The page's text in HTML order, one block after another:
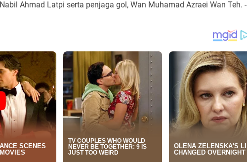
Ahmad Latpi serta penjaga gol, Wan Muhamad Azraei Wan Teh. -